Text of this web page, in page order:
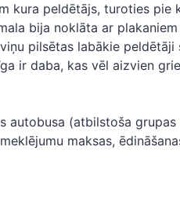
kura peldētājs, turoties
bija noklāta ar
pilsētas labākie
ir daba, kas vēl aizvien
autobusa (atbilstoša
maksas,